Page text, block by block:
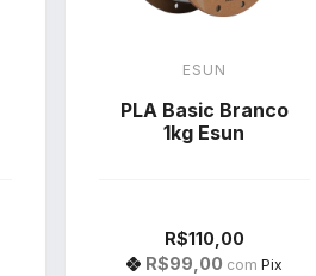
ESUN
PLA Basic Branco
1kg Esun
R$110,00
R$99,00 com Pix